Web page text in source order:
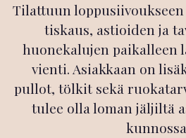
Tilattuun
tiskaus, astioiden ja
huonekalujen paikalleen
vienti. Asiakkaan on
pullot, tölkit sekä
tulee olla loman jäljiltä